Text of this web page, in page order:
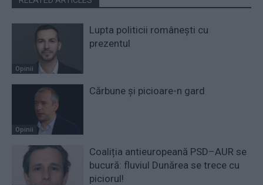
Opinii
Lupta politicii românești cu
prezentul
Opinii
Cărbune și picioare-n gard
Coaliția antieuropeană PSD–AUR se
bucură: fluviul Dunărea se trece cu
piciorul!